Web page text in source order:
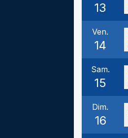
13
Ven.
14
Sam.
15
Dim.
16